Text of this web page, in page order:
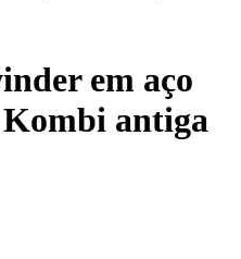
em aço
antiga